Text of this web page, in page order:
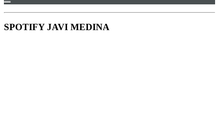
SPOTIFY JAVI MEDINA